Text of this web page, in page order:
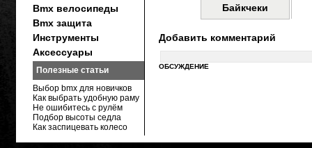
Байкчеки
Добавить комментарий
ОБСУЖДЕНИЕ
Bmx велосипеды
Bmx защита
Инструменты
Аксессуары
Полезные статьи
Выбор bmx для новичков
Как выбрать удобную раму
Не ошибитесь с рулём
Подбор высоты седла
Как заспицевать колесо